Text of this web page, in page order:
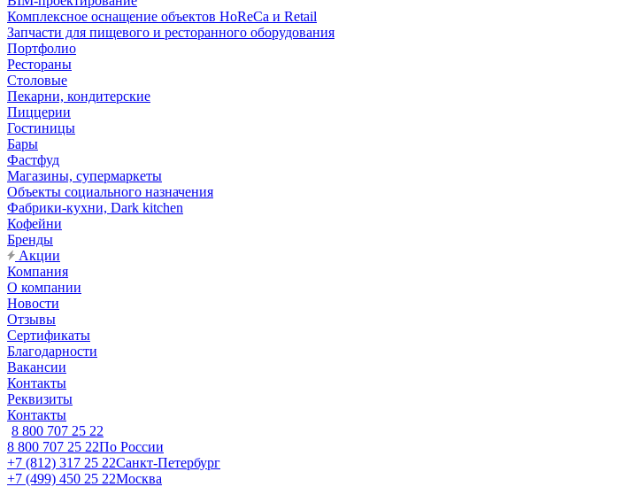
Комплексное оснащение объектов HoReCa и Retail
Запчасти для пищевого и ресторанного оборудования
Портфолио
Рестораны
Столовые
Пекарни, кондитерские
Пиццерии
Гостиницы
Бары
Фастфуд
Магазины, супермаркеты
Объекты социального назначения
Фабрики-кухни, Dark kitchen
Кофейни
Бренды
Акции
Компания
О компании
Новости
Отзывы
Сертификаты
Благодарности
Вакансии
Контакты
Реквизиты
Контакты
8 800 707 25 22
8 800 707 25 22По России
+7 (812) 317 25 22Санкт-Петербург
+7 (499) 450 25 22Москва